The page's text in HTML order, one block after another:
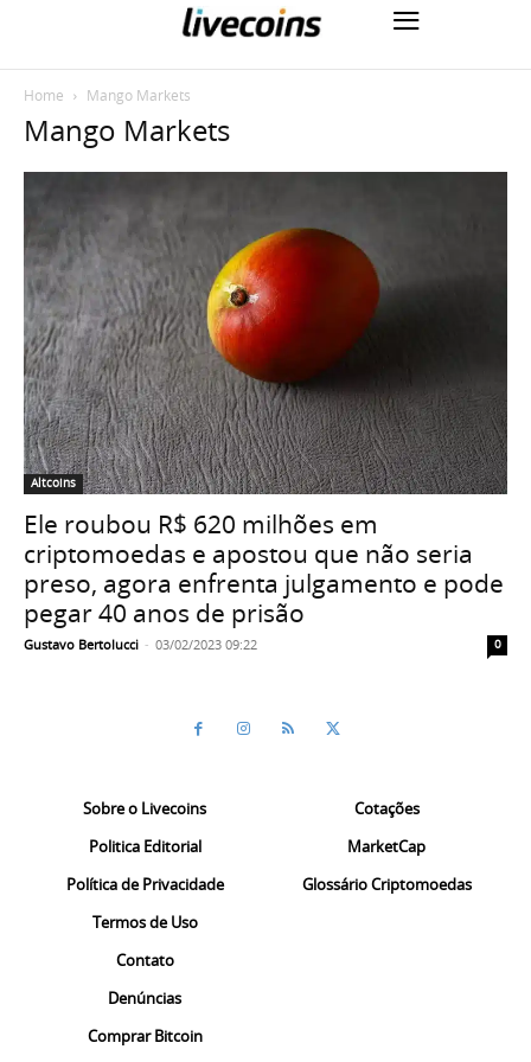
Home Mango Markets
Mango Markets
Altcoins
Ele roubou R$ 620 milhões em
criptomoedas e apostou que não seria
preso, agora enfrenta julgamento e pode
pegar 40 anos de prisão
Gustavo Bertolucci - 03/02/2023 09:22 0
Sobre o Livecoins
Politica Editorial
Política de Privacidade
Termos de Uso
Contato
Denúncias
Comprar Bitcoin
Cotações
MarketCap
Glossário Criptomoedas